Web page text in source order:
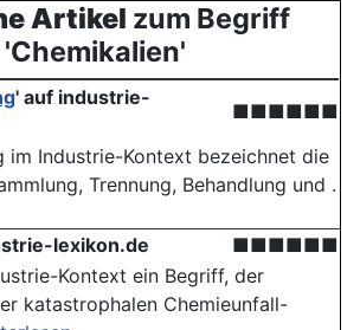
Artikel zum Begriff
'Chemikalien'
' auf industrie-
■■■■■■
im Industrie-Kontext bezeichnet die
Trennung, Behandlung und .
lexikon.de
■■■■■■
Kontext ein Begriff, der
katastrophalen Chemieunfall-